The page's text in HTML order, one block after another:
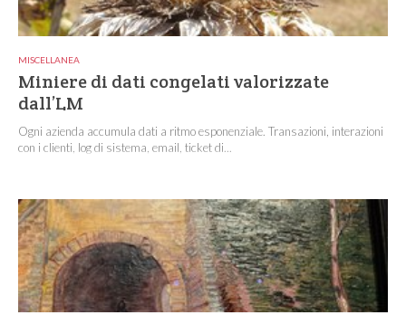
MISCELLANEA
Miniere di dati congelati valorizzate
dall’LM
Ogni azienda accumula dati a ritmo esponenziale. Transazioni, interazioni
con i clienti, log di sistema, email, ticket di...